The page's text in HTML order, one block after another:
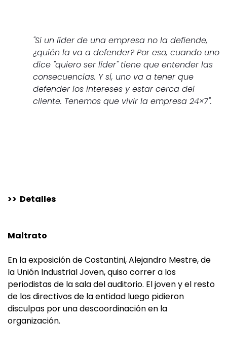
"Si un líder de una empresa no la defiende,
¿quién la va a defender? Por eso, cuando uno
dice "quiero ser líder" tiene que entender las
consecuencias. Y sí, uno va a tener que
defender los intereses y estar cerca del
cliente. Tenemos que vivir la empresa 24×7".
>> Detalles
Maltrato
En la exposición de Costantini, Alejandro Mestre, de
la Unión Industrial Joven, quiso correr a los
periodistas de la sala del auditorio. El joven y el resto
de los directivos de la entidad luego pidieron
disculpas por una descoordinación en la
organización.